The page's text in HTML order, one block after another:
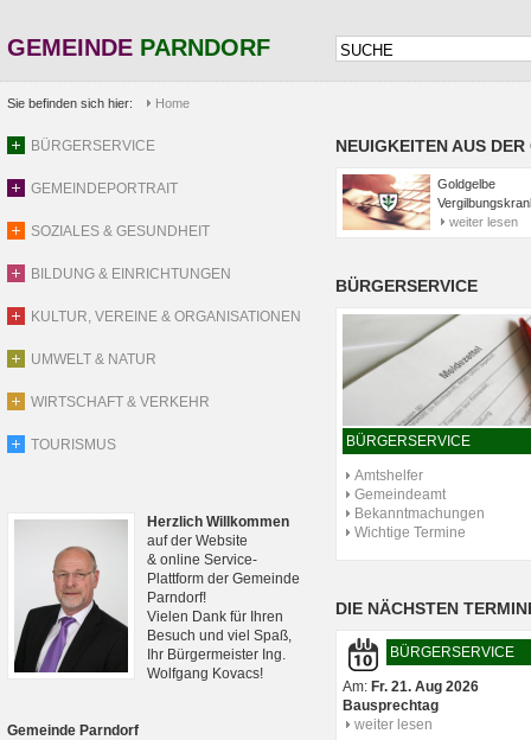
GEMEINDE PARNDORF
Sie befinden sich hier: Home
BÜRGERSERVICE
GEMEINDEPORTRAIT
SOZIALES & GESUNDHEIT
BILDUNG & EINRICHTUNGEN
KULTUR, VEREINE & ORGANISATIONEN
UMWELT & NATUR
WIRTSCHAFT & VERKEHR
TOURISMUS
Herzlich Willkommen
auf der Website
& online Service-
Plattform der Gemeinde
Parndorf!
Vielen Dank für Ihren
Besuch und viel Spaß,
Ihr Bürgermeister Ing.
Wolfgang Kovacs!
Gemeinde Parndorf
NEUIGKEITEN AUS DER
Goldgelbe
weiter lesen
BÜRGERSERVICE
BÜRGERSERVICE
Amtshelfer
Gemeindeamt
Bekanntmachungen
Wichtige Termine
DIE NÄCHSTEN
BÜRGERSERVICE
Am: Fr. 21. Aug 2026
Bausprechtag
weiter lesen